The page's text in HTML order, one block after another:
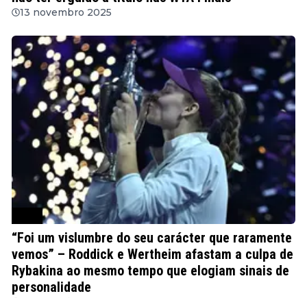
13 novembro 2025
“Foi um vislumbre do seu carácter que raramente
vemos” – Roddick e Wertheim afastam a culpa de
Rybakina ao mesmo tempo que elogiam sinais de
personalidade